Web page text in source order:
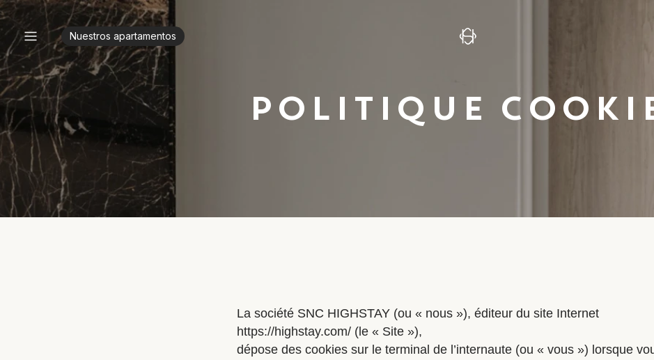
Nuestros apartamentos
POLITIQUE
La société SNC HIGHSTAY (ou « nous »), éditeur du site Internet
https://highstay.com/ (le « Site »),
dépose des cookies sur le terminal de l’internaute (ou « vous ») lorsque